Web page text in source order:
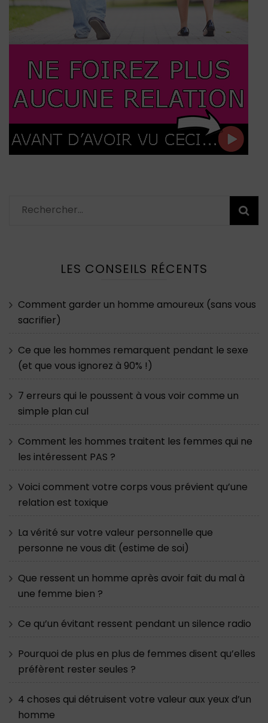
Rechercher :
LES CONSEILS RÉCENTS
Comment garder un homme amoureux (sans vous
sacrifier)
Ce que les hommes remarquent pendant le sexe
(et que vous ignorez à 90% !)
7 erreurs qui le poussent à vous voir comme un
simple plan cul
Comment les hommes traitent les femmes qui ne
les intéressent PAS ?
Voici comment votre corps vous prévient qu’une
relation est toxique
La vérité sur votre valeur personnelle que
personne ne vous dit (estime de soi)
Que ressent un homme après avoir fait du mal à
une femme bien ?
Ce qu’un évitant ressent pendant un silence radio
Pourquoi de plus en plus de femmes disent qu’elles
préfèrent rester seules ?
4 choses qui détruisent votre valeur aux yeux d’un
homme